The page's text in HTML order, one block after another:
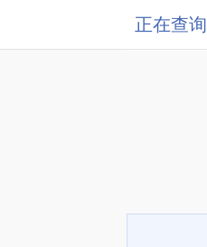
正在查